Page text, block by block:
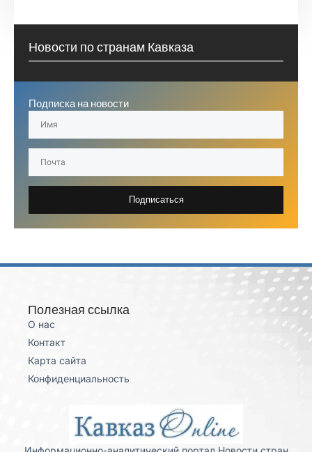
Новости по странам Кавказа
Подписка на новости
Подписаться
Полезная ссылка
О нас
Контакт
Карта сайта
Конфиденциальность